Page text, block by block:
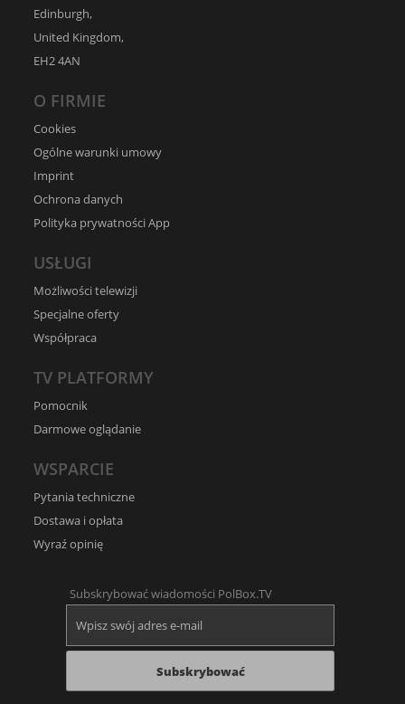
Edinburgh,
United Kingdom,
EH2 4AN
O FIRMIE
Cookies
Ogólne warunki umowy
Imprint
Ochrona danych
Polityka prywatności App
USŁUGI
Możliwości telewizji
Specjalne oferty
Współpraca
TV PLATFORMY
Pomocnik
Darmowe oglądanie
WSPARCIE
Pytania techniczne
Dostawa i opłata
Wyraź opinię
Subskrybować wiadomości PolBox.TV
Subskrybować